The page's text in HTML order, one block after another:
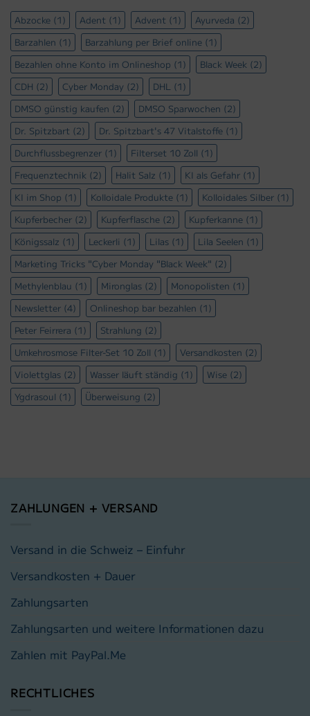
Abzocke (1) Adent (1) Advent (1) Ayurveda (2)
Barzahlen (1) Barzahlung per Brief online (1)
Bezahlen ohne Konto im Onlineshop (1) Black Week (2)
CDH (2) Cyber Monday (2) DHL (1)
DMSO günstig kaufen (2) DMSO Sparwochen (2)
Dr. Spitzbart (2) Dr. Spitzbart's 47 Vitalstoffe (1)
Durchflussbegrenzer (1) Filterset 10 Zoll (1)
Frequenztechnik (2) Halit Salz (1) KI als Gefahr (1)
KI im Shop (1) Kolloidale Produkte (1) Kolloidales Silber (1)
Kupferbecher (2) Kupferflasche (2) Kupferkanne (1)
Königssalz (1) Leckerli (1) Lilas (1) Lila Seelen (1)
Marketing Tricks "Cyber Monday "Black Week" (2)
Methylenblau (1) Mironglas (2) Monopolisten (1)
Newsletter (4) Onlineshop bar bezahlen (1)
Peter Feirrera (1) Strahlung (2)
Umkehrosmose Filter-Set 10 Zoll (1) Versandkosten (2)
Violettglas (2) Wasser läuft ständig (1) Wise (2)
Ygdrasoul (1) Überweisung (2)
ZAHLUNGEN + VERSAND
Versand in die Schweiz – Einfuhr
Versandkosten + Dauer
Zahlungsarten
Zahlungsarten und weitere Informationen dazu
Zahlen mit PayPal.Me
RECHTLICHES